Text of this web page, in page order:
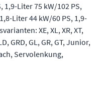
1,9-Liter 75 kW/102 PS,
Liter 44 kW/60 PS, 1,9-
XE, XL, XR, XT,
GRD, GL, GR, GT, Junior,
Servolenkung,